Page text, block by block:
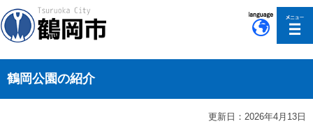
鶴岡公園の紹介
更新日：2026年4月13日